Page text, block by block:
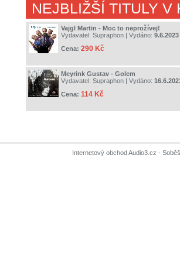
NEJBLIŽŠÍ TITULY V
Vajgl Martin - Moc to neprožívej!
Vydavatel: Supraphon | Vydáno: 9.6.2023
Cena: 290 Kč
Meyrink Gustav - Golem
Vydavatel: Supraphon | Vydáno:
Cena: 114 Kč
Internetový obchod Audio3.cz -